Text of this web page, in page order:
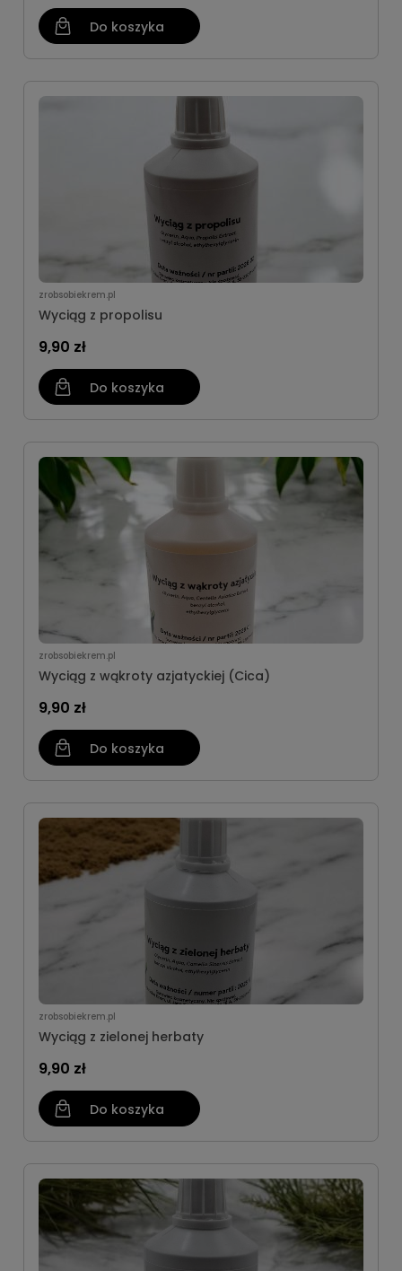
Do koszyka
zrobsobiekrem.pl
Wyciąg z propolisu
9,90 zł
Do koszyka
zrobsobiekrem.pl
Wyciąg z wąkroty azjatyckiej (Cica)
9,90 zł
Do koszyka
zrobsobiekrem.pl
Wyciąg z zielonej herbaty
9,90 zł
Do koszyka